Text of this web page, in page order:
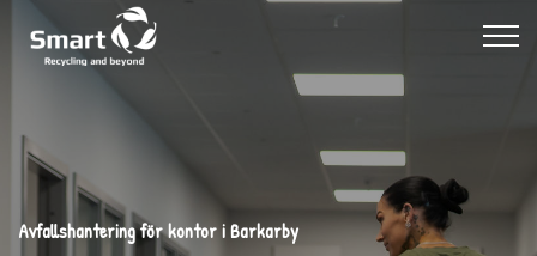
Avfallshantering för kontor i Barkarby